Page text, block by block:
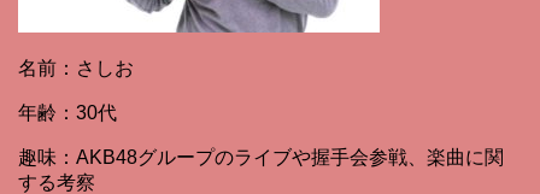
名前：さしお
年齢：30代
趣味：AKB48グループのライブや握手会参戦、楽曲に関
する考察